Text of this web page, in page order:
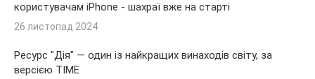
користувачам iPhone - шахраї вже на старті
26 листопад 2024
Ресурс "Дія" — один із найкращих винаходів світу, за
версією TIME